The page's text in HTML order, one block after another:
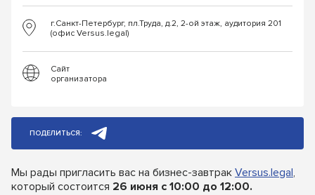
г.Санкт-Петербург, пл.Труда, д.2, 2-ой этаж, аудитория 201
(офис Versus.legal)
Сайт
организатора
ПОДЕЛИТЬСЯ:
Мы рады пригласить вас на бизнес-завтрак Versus.legal,
который состоится 26 июня с 10:00 до 12:00.